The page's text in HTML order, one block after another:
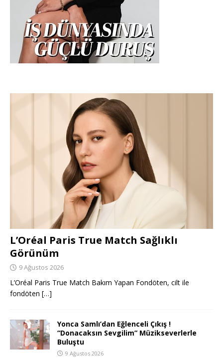
L’Oréal Paris True Match Sağlıklı
Görünüm
9 Ağustos 2026
L’Oréal Paris True Match Bakım Yapan Fondöten, cilt ile
fondöten […]
Yonca Samlı’dan Eğlenceli Çıkış !
“Donacaksın Sevgilim” Müzikseverlerle
Buluştu
9 Ağustos 2026